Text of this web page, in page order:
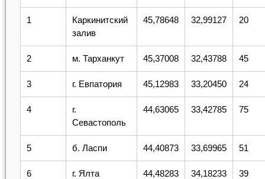
1
Каркинитский
залив
45,78648 32,99127 20
2 м. Тарханкут 45,37008 32,43788 45
3 г. Евпатория 45,12983 33,20450 24
4
г.
Севастополь
44,63065 33,42785 75
5 б. Ласпи 44,40873 33,69965 51
6 г. Ялта 44,48283 34,18233 39